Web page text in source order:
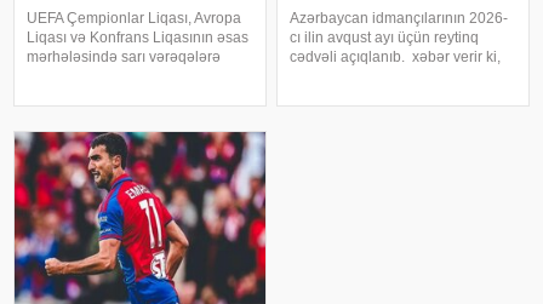
UEFA Çempionlar Liqası, Avropa
Liqası və Konfrans Liqasının əsas
mərhələsində sarı vərəqələrə
buraxmaq cəzası qırmızı vərəq
Azərbaycan idmançılarının 2026-
cı ilin avqust ayı üçün reytinq
cədvəli açıqlanıb. xəbər verir ki,